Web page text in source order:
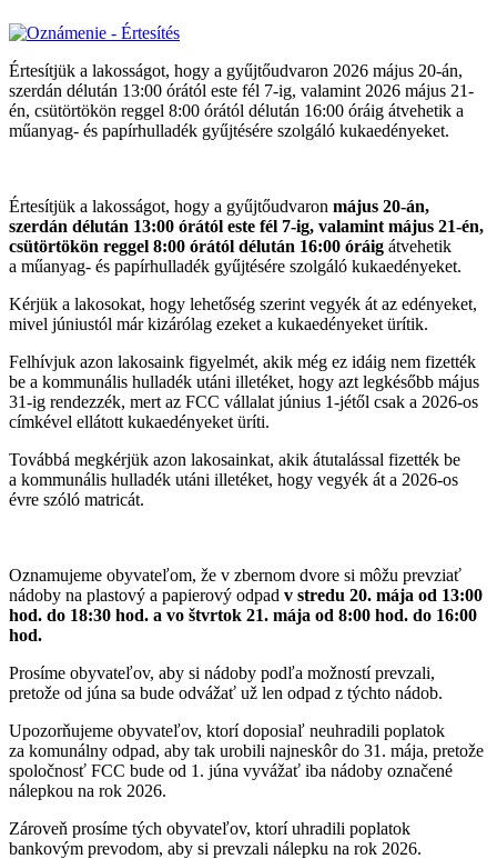
Értesítjük a lakosságot, hogy a gyűjtőudvaron 2026 május 20-án,
szerdán délután 13:00 órától este fél 7-ig, valamint 2026 május 21-
én, csütörtökön reggel 8:00 órától délután 16:00 óráig átvehetik a
műanyag- és papírhulladék gyűjtésére szolgáló kukaedényeket.
Értesítjük a lakosságot, hogy a gyűjtőudvaron május 20-án,
szerdán délután 13:00 órától este fél 7-ig, valamint május 21-én,
csütörtökön reggel 8:00 órától délután 16:00 óráig átvehetik
a műanyag- és papírhulladék gyűjtésére szolgáló kukaedényeket.
Kérjük a lakosokat, hogy lehetőség szerint vegyék át az edényeket,
mivel júniustól már kizárólag ezeket a kukaedényeket ürítik.
Felhívjuk azon lakosaink figyelmét, akik még ez idáig nem fizették
be a kommunális hulladék utáni illetéket, hogy azt legkésőbb május
31-ig rendezzék, mert az FCC vállalat június 1-jétől csak a 2026-os
címkével ellátott kukaedényeket üríti.
Továbbá megkérjük azon lakosainkat, akik átutalással fizették be
a kommunális hulladék utáni illetéket, hogy vegyék át a 2026-os
évre szóló matricát.
Oznamujeme obyvateľom, že v zbernom dvore si môžu prevziať
nádoby na plastový a papierový odpad v stredu 20. mája od 13:00
hod. do 18:30 hod. a vo štvrtok 21. mája od 8:00 hod. do 16:00
hod.
Prosíme obyvateľov, aby si nádoby podľa možností prevzali,
pretože od júna sa bude odvážať už len odpad z týchto nádob.
Upozorňujeme obyvateľov, ktorí doposiaľ neuhradili poplatok
za komunálny odpad, aby tak urobili najneskôr do 31. mája, pretože
spoločnosť FCC bude od 1. júna vyvážať iba nádoby označené
nálepkou na rok 2026.
Zároveň prosíme tých obyvateľov, ktorí uhradili poplatok
bankovým prevodom, aby si prevzali nálepku na rok 2026.